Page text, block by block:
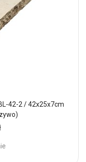
42-2 / 42x25x7cm